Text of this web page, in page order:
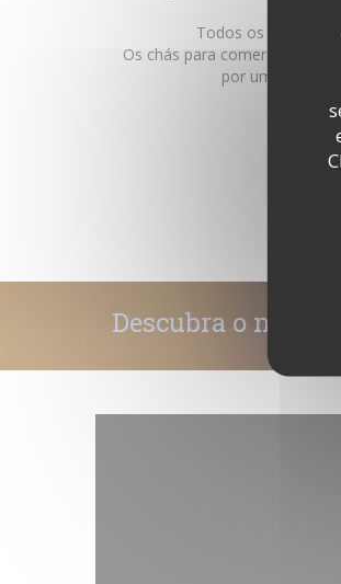
Todos os bolos
Os chás para comer no local
por um
Não se esqueça das
ocupação, enquanto as
Descubra o nosso